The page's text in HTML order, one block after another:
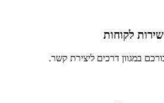
שירות לקוחות
במגוון דרכים ליצירת קשר.